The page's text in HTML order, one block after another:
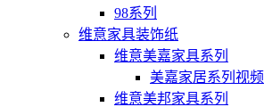
98系列
维意家具装饰纸
维意美嘉家具系列
美嘉家居系列视频
维意美邦家具系列